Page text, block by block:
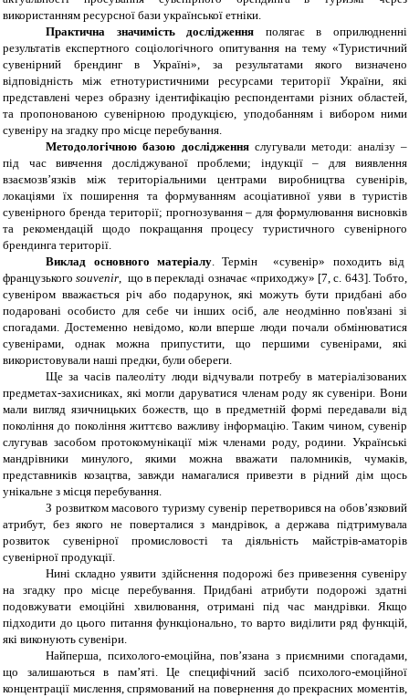
використанням ресурсної бази української етніки.
Практична значимість дослідження полягає в оприлюдненні
результатів експертного соціологічного опитування на тему «Туристичний
сувенірний брендинг в Україні», за результатами якого визначено
відповідність між етнотуристичними ресурсами території України, які
представлені через образну ідентифікацію респондентами різних областей,
та пропонованою сувенірною продукцією, уподобанням і вибором ними
сувеніру на згадку про місце перебування.
Методологічною базою дослідженняслугували методи: аналізу –
під час вивчення досліджуваної проблеми; індукції – для виявлення
взаємозв’язків між територіальними центрами виробництва сувенірів,
локаціями їх поширення та формуванням асоціативної уяви в туристів
сувенірного бренда території; прогнозування – для формулювання висновків
та рекомендацій щодо покращання процесутуристичного сувенірного
брендинга території.
Виклад основного матеріалу.Термін «сувенір» походить від
французькогоsouvenir, що в перекладі означає «приходжу» [7, с. 643].Тобто,
сувеніром вважається річ або подарунок, які можуть бути придбані або
подаровані особисто для себе чи інших осіб, але неодмінно пов'язані зі
спогадами. Достеменно невідомо, коли вперше люди почали обмінюватися
сувенірами, однак можна припустити, що першими сувенірами, які
використовували наші предки, були обереги.
Ще за часів палеоліту люди відчували потребу в матеріалізованих
предметах-захисниках, які могли даруватися членам роду як сувеніри. Вони
мали вигляд язичницьких божеств, що в предметній формі передавали від
покоління до покоління життєво важливу інформацію. Таким чином, сувенір
слугував засобом протокомунікації між членами роду, родини. Українські
мандрівники минулого, якими можна вважати паломників, чумаків,
представників козацтва, завжди намагалися привезти в рідний дім щось
унікальне з місця перебування.
З розвитком масового туризму сувенір перетворився на обов’язковий
атрибут, без якого не поверталися з мандрівок, а держава підтримувала
розвиток сувенірної промисловості та діяльність майстрів-аматорів
сувенірної продукції.
Нині складно уявити здійснення подорожі без привезення сувеніру
на згадку про місце перебування. Придбані атрибути подорожі здатні
подовжувати емоційні хвилювання, отримані під час мандрівки. Якщо
підходити до цього питання функціонально, то варто виділити ряд функцій,
які виконують сувеніри.
Найперша, психолого-емоційна, пов’язана з приємними спогадами,
що залишаються в пам’яті. Це специфічний засіб психолого-емоційної
концентрації мислення, спрямований на повернення до прекрасних моментів,